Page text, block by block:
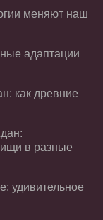
меняют наш
адаптации
как древние
в разные
удивительное